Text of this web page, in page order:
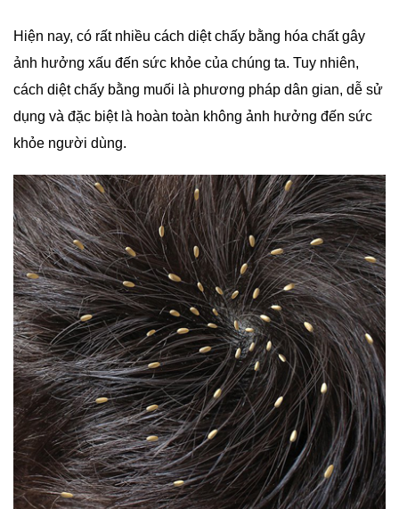
Hiện nay, có rất nhiều cách diệt chấy bằng hóa chất gây
ảnh hưởng xấu đến sức khỏe của chúng ta. Tuy nhiên,
cách diệt chấy bằng muối là phương pháp dân gian, dễ sử
dụng và đặc biệt là hoàn toàn không ảnh hưởng đến sức
khỏe người dùng.